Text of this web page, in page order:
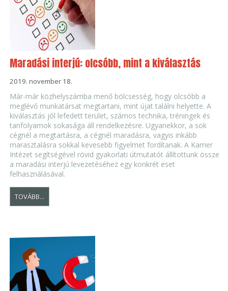
Maradási interjú: olcsóbb, mint a kiválasztás
2019. november 18.
Már-már közhelyszámba menő bölcsesség, hogy olcsóbb a
meglévő munkatársat megtartani, mint újat találni helyette. A
kiválasztás jól lefedett terület, számos technika, tréningek és
tanfolyamok sokasága áll rendelkezésre. Ugyanekkor, a sok
cégnél a megtartásra, a cégnél maradásra, vagyis inkább
marasztalásra sokkal kevesebb figyelmet fordítanak. A Karrier
Intézet segítségével rövid gyakorlati útmutatót állítottunk össze
a maradási interjú levezetéséhez egy konkrét eset
felhasználásával.
TOVÁBB...